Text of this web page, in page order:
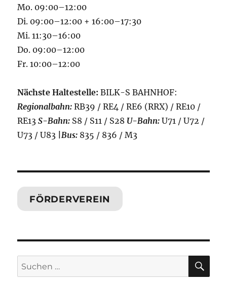
Mo. 09:00–12:00
Di. 09:00–12:00 + 16:00–17:30
Mi. 11:30–16:00
Do. 09:00–12:00
Fr. 10:00–12:00
Nächste Haltestelle: BILK-S BAHNHOF:
Regionalbahn: RB39 / RE4 / RE6 (RRX) / RE10 /
RE13S-Bahn: S8 / S11 / S28 U-Bahn: U71 / U72 /
U73 / U83 |Bus: 835 / 836 / M3
FÖRDERVEREIN
Suchen
nach: